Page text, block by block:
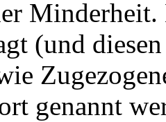
(und
genannt